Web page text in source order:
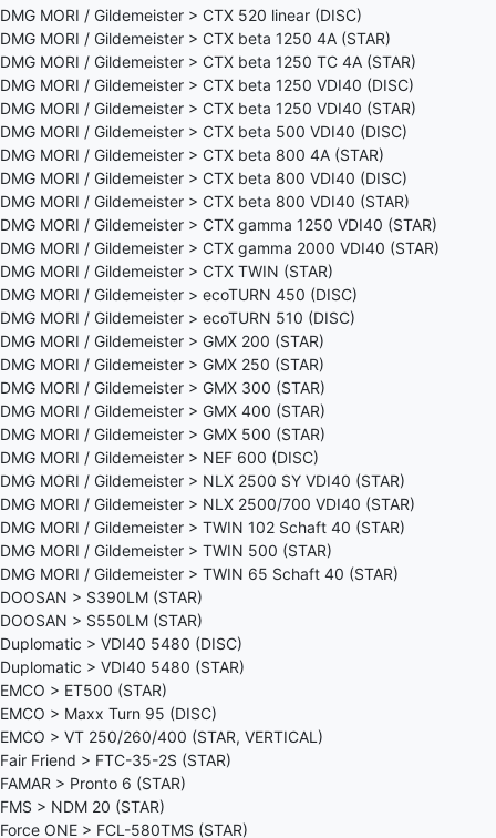
DMG MORI / Gildemeister > CTX 520 linear (DISC)
DMG MORI / Gildemeister > CTX beta 1250 4A (STAR)
DMG MORI / Gildemeister > CTX beta 1250 TC 4A (STAR)
DMG MORI / Gildemeister > CTX beta 1250 VDI40 (DISC)
DMG MORI / Gildemeister > CTX beta 1250 VDI40 (STAR)
DMG MORI / Gildemeister > CTX beta 500 VDI40 (DISC)
DMG MORI / Gildemeister > CTX beta 800 4A (STAR)
DMG MORI / Gildemeister > CTX beta 800 VDI40 (DISC)
DMG MORI / Gildemeister > CTX beta 800 VDI40 (STAR)
DMG MORI / Gildemeister > CTX gamma 1250 VDI40 (STAR)
DMG MORI / Gildemeister > CTX gamma 2000 VDI40 (STAR)
DMG MORI / Gildemeister > CTX TWIN (STAR)
DMG MORI / Gildemeister > ecoTURN 450 (DISC)
DMG MORI / Gildemeister > ecoTURN 510 (DISC)
DMG MORI / Gildemeister > GMX 200 (STAR)
DMG MORI / Gildemeister > GMX 250 (STAR)
DMG MORI / Gildemeister > GMX 300 (STAR)
DMG MORI / Gildemeister > GMX 400 (STAR)
DMG MORI / Gildemeister > GMX 500 (STAR)
DMG MORI / Gildemeister > NEF 600 (DISC)
DMG MORI / Gildemeister > NLX 2500 SY VDI40 (STAR)
DMG MORI / Gildemeister > NLX 2500/700 VDI40 (STAR)
DMG MORI / Gildemeister > TWIN 102 Schaft 40 (STAR)
DMG MORI / Gildemeister > TWIN 500 (STAR)
DMG MORI / Gildemeister > TWIN 65 Schaft 40 (STAR)
DOOSAN > S390LM (STAR)
DOOSAN > S550LM (STAR)
Duplomatic > VDI40 5480 (DISC)
Duplomatic > VDI40 5480 (STAR)
EMCO > ET500 (STAR)
EMCO > Maxx Turn 95 (DISC)
EMCO > VT 250/260/400 (STAR, VERTICAL)
Fair Friend > FTC-35-2S (STAR)
FAMAR > Pronto 6 (STAR)
FMS > NDM 20 (STAR)
Force ONE > FCL-580TMS (STAR)